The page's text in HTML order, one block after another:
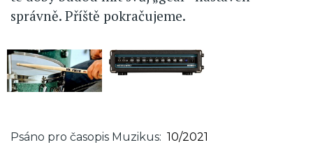
správně. Příště pokračujeme.
Psáno pro časopis Muzikus 10/2021